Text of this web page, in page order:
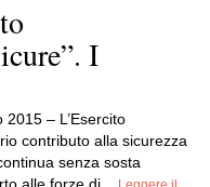
I
– L’Esercito
contributo alla sicurezza
senza sosta